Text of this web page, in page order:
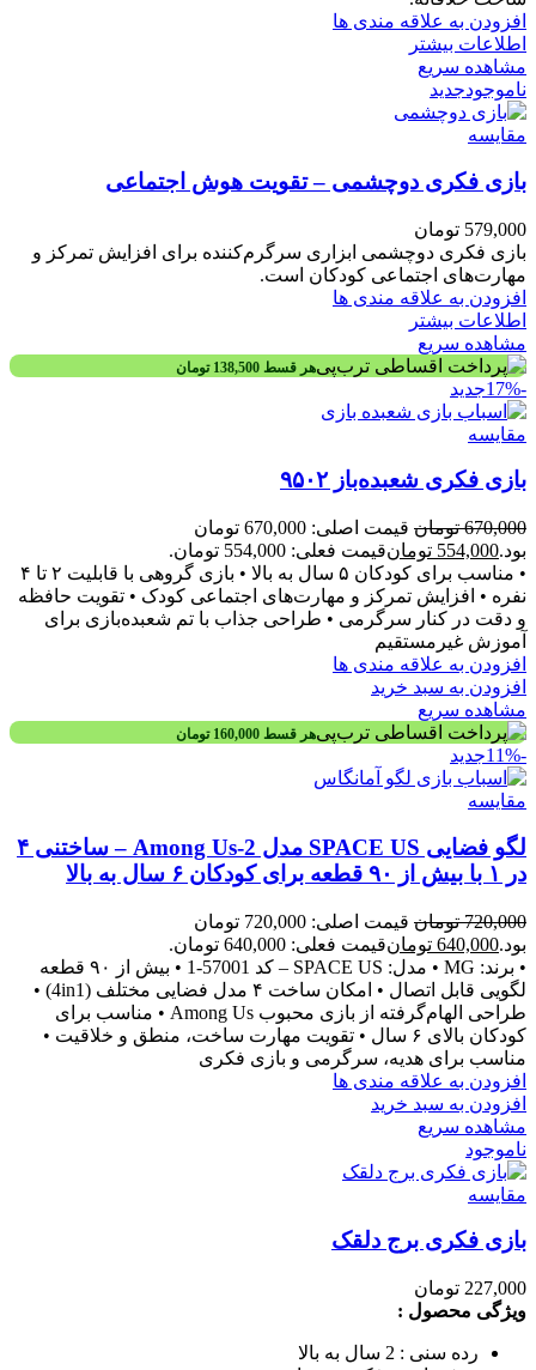
افزودن به علاقه مندی ها
اطلاعات بیشتر
مشاهده سریع
ناموجودجدید
مقایسه
بازی فکری دوچشمی – تقویت هوش اجتماعی
579,000 تومان
بازی فکری دوچشمی ابزاری سرگرم‌کننده برای افزایش تمرکز و
مهارت‌های اجتماعی کودکان است.
افزودن به علاقه مندی ها
اطلاعات بیشتر
مشاهده سریع
هر قسط 138,500 تومان
-17% جدید
مقایسه
بازی فکری شعبده‌باز ۹۵۰۲
670,000 تومان
قیمت اصلی: 670,000 تومان
بود.554,000 تومانقیمت فعلی: 554,000 تومان.
• مناسب برای کودکان ۵ سال به بالا • بازی گروهی با قابلیت ۲ تا ۴
نفره • افزایش تمرکز و مهارت‌های اجتماعی کودک • تقویت حافظه
و دقت در کنار سرگرمی • طراحی جذاب با تم شعبده‌بازی برای
آموزش غیرمستقیم
افزودن به علاقه مندی ها
افزودن به سبد خرید
مشاهده سریع
هر قسط 160,000 تومان
-11% جدید
مقایسه
لگو فضایی SPACE US مدل 2-Among Us – ساختنی ۴
در ۱ با بیش از ۹۰ قطعه برای کودکان ۶ سال به بالا
720,000 تومان
قیمت اصلی: 720,000 تومان
بود.640,000 تومانقیمت فعلی: 640,000 تومان.
• برند: MG • مدل: SPACE US – کد 57001-1 • بیش از ۹۰ قطعه
لگویی قابل اتصال • امکان ساخت ۴ مدل فضایی مختلف (4in1) •
طراحی الهام‌گرفته از بازی محبوب Among Us • مناسب برای
کودکان بالای ۶ سال • تقویت مهارت ساخت، منطق و خلاقیت •
مناسب برای هدیه، سرگرمی و بازی فکری
افزودن به علاقه مندی ها
افزودن به سبد خرید
مشاهده سریع
ناموجود
مقایسه
بازی فکری برج دلقک
227,000 تومان
ویژگی محصول :
رده سنی : 2 سال به بالا